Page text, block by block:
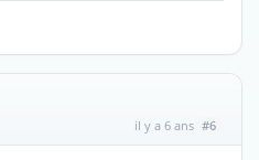
il y a 6 ans #6